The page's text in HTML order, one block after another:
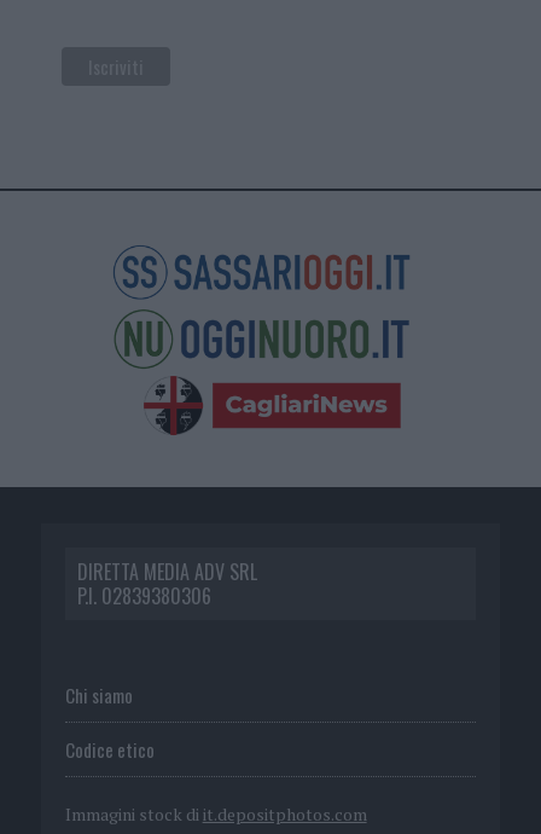
DIRETTA MEDIA ADV SRL
P.I. 02839380306
Chi siamo
Codice etico
Immagini stock di it.depositphotos.com